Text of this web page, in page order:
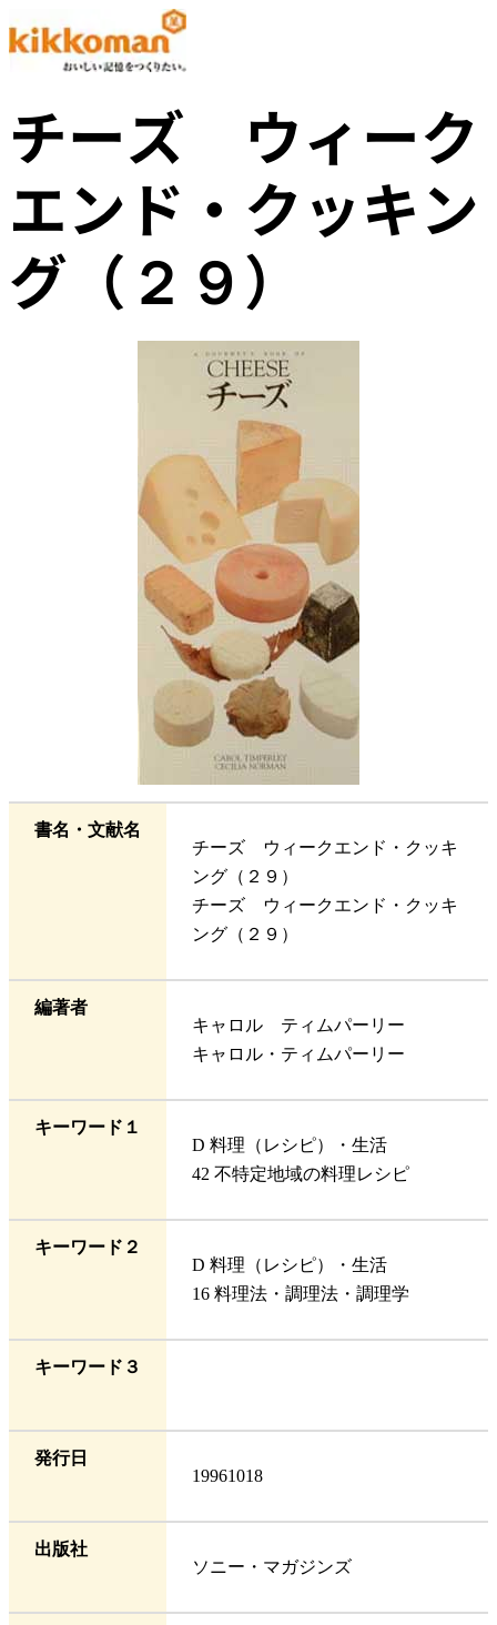
チーズ ウィーク
エンド・クッキン
グ（２９）
書名・文献名
チーズ ウィークエンド・クッキ
ング（２９）
チーズ ウィークエンド・クッキ
ング（２９）
編著者
キャロル ティムパーリー
キャロル・ティムパーリー
キーワード１
D 料理（レシピ）・生活
42 不特定地域の料理レシピ
キーワード２
D 料理（レシピ）・生活
16 料理法・調理法・調理学
キーワード３
発行日
19961018
出版社
ソニー・マガジンズ